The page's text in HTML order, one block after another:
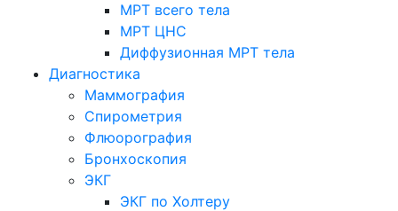
МРТ всего тела
МРТ ЦНС
Диффузионная МРТ тела
Диагностика
Маммография
Спирометрия
Флюорография
Бронхоскопия
ЭКГ
ЭКГ по Холтеру